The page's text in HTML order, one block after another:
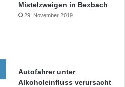
Mistelzweigen in Bexbach
29. November 2019
Autofahrer unter
Alkoholeinfluss verursacht